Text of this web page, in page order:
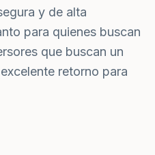
y de alta
para quienes buscan
que buscan un
retorno para